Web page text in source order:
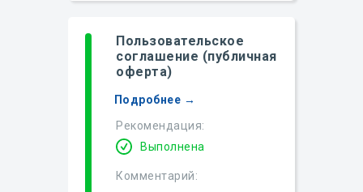
Пользовательское
соглашение (публичная
оферта)
Рекомендация:
Комментарий:
Выполнена
Подробнее →